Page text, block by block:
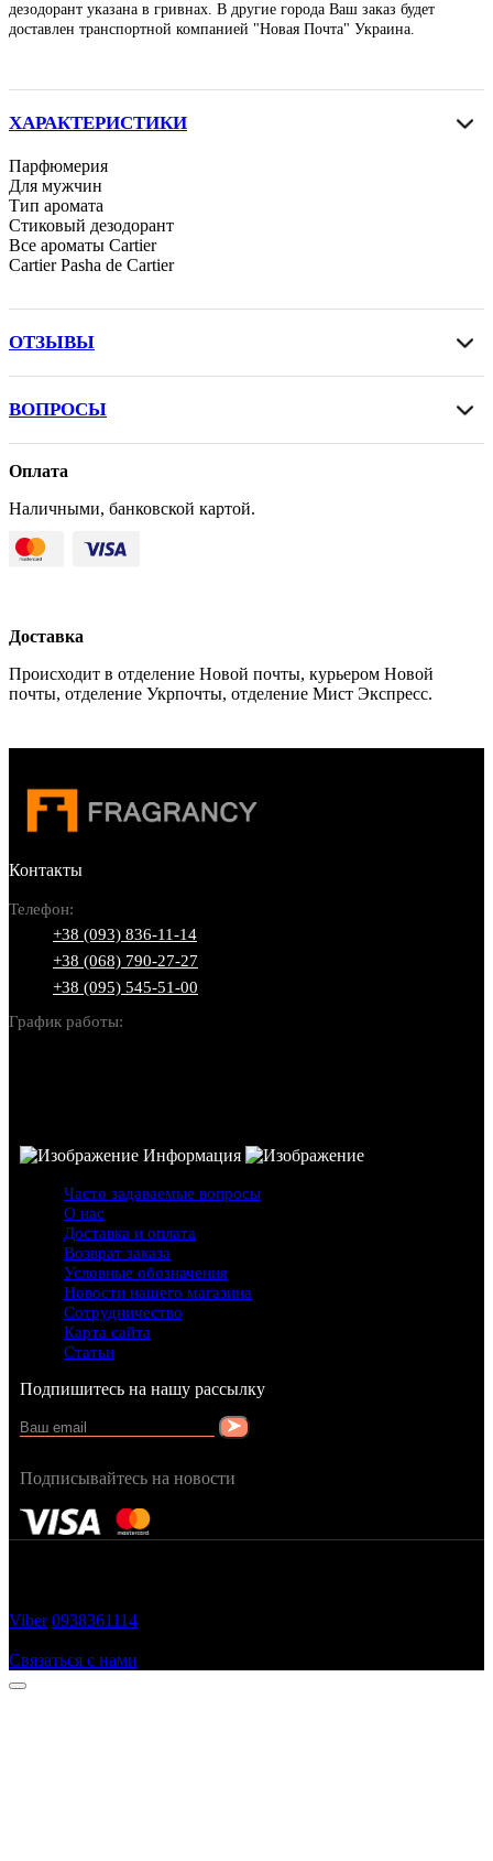
дезодорант указана в гривнах. В другие города Ваш заказ будет
доставлен транспортной компанией "Новая Почта" Украина.
ХАРАКТЕРИСТИКИ
Парфюмерия
Для мужчин
Тип аромата
Стиковый дезодорант
Все ароматы Cartier
Cartier Pasha de Cartier
ОТЗЫВЫ
ВОПРОСЫ
Оплата
Наличными, банковской картой.
Доставка
Происходит в отделение Новой почты, курьером Новой
почты, отделение Укрпочты, отделение Мист Экспресс.
Контакты
Телефон:
+38 (093) 836-11-14
+38 (068) 790-27-27
+38 (095) 545-51-00
График работы:
Информация
Часто задаваемые вопросы
О нас
Доставка и оплата
Возврат заказа
Условные обозначения
Новости нашего магазина
Сотрудничество
Карта сайта
Статьи
Подпишитесь на нашу рассылку
Подписывайтесь на новости
Viber 0938361114
Связаться с нами